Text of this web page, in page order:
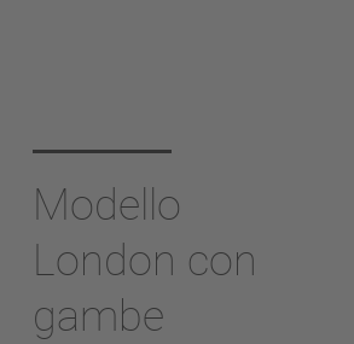
Modello
London con
gambe